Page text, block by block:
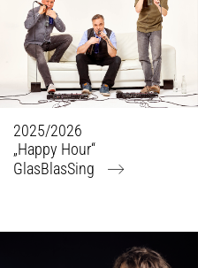
2025/2026
„Happy Hour“
GlasBlasSing